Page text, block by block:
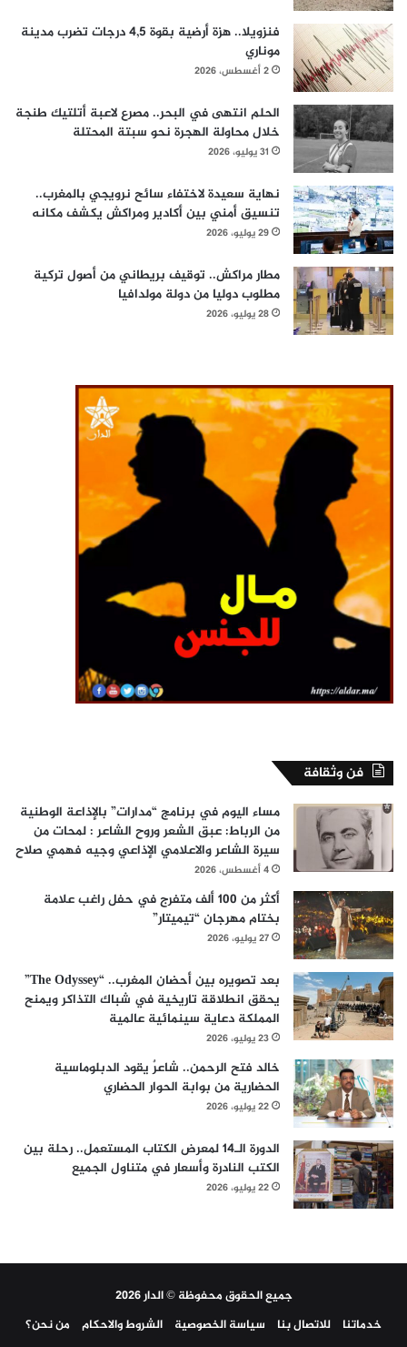
فنزويلا.. هزة أرضية بقوة 4,5 درجات تضرب مدينة
موناري
2 أغسطس، 2026
الحلم انتهى في البحر.. مصرع لاعبة أتلتيك طنجة
خلال محاولة الهجرة نحو سبتة المحتلة
31 يوليو، 2026
نهاية سعيدة لاختفاء سائح نرويجي بالمغرب..
تنسيق أمني بين أكادير ومراكش يكشف مكانه
29 يوليو، 2026
مطار مراكش.. توقيف بريطاني من أصول تركية
مطلوب دوليا من دولة مولدافيا
28 يوليو، 2026
فن وثقافة
مساء اليوم في برنامج “مدارات” بالإذاعة الوطنية
من الرباط: عبق الشعر وروح الشاعر : لمحات من
سيرة الشاعر والاعلامي الإذاعي وجيه فهمي صلاح
4 أغسطس، 2026
أكثر من 100 ألف متفرج في حفل راغب علامة
بختام مهرجان “تيميتار”
27 يوليو، 2026
بعد تصويره بين أحضان المغرب.. “The Odyssey”
يحقق انطلاقة تاريخية في شباك التذاكر ويمنح
المملكة دعاية سينمائية عالمية
23 يوليو، 2026
خالد فتح الرحمن.. شاعرٌ يقود الدبلوماسية
الحضارية من بوابة الحوار الحضاري
22 يوليو، 2026
الدورة الـ14 لمعرض الكتاب المستعمل.. رحلة بين
الكتب النادرة وأسعار في متناول الجميع
22 يوليو، 2026
جميع الحقوق محفوظة © الدار 2026
خدماتنا
للاتصال بنا سياسة الخصوصية الشروط والاحكام من نحن؟